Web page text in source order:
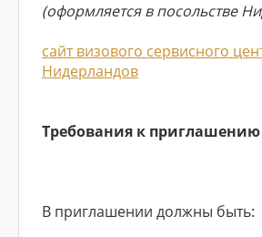
(оформляется в посольстве
сайт визового сервисного
Нидерландов
Требования к приглашению
В приглашении должны быть: